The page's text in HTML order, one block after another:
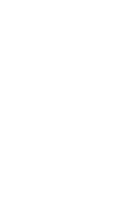
de escola do